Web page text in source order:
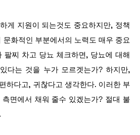
게 지원이 되는것도 중요하지만, 정책
문화적인 부분에서의 노력도 매우 중요
팔찌 차고 당뇨 체크하면, 당뇨에 대해
다는 것을 누가 모르겟는가? 하지만,
하다고, 귀찮다고 생각한다. 이러한 부
면에서 채워 줄수 있겠는가? 절대 불